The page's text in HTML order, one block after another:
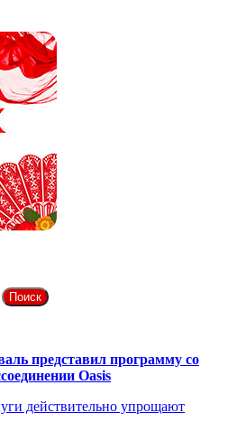
представил программу со
Oasis
действительно упрощают